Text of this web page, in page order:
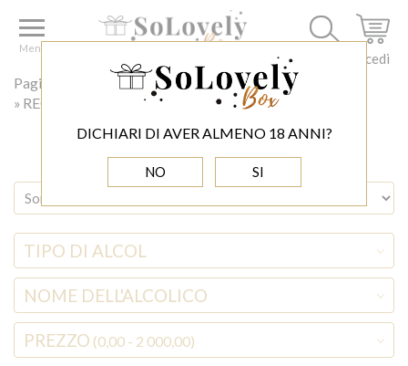
DICHIARI DI AVER ALMENO 18 ANNI?
NO SI
Accedi
Menu
Pagina principale
◊ BOŻE NARODZENIE
REGALO PER IL FRATELLO
TIPO DI ALCOL
NOME DELL'ALCOLICO
PREZZO (0,00 - 2 000,00)